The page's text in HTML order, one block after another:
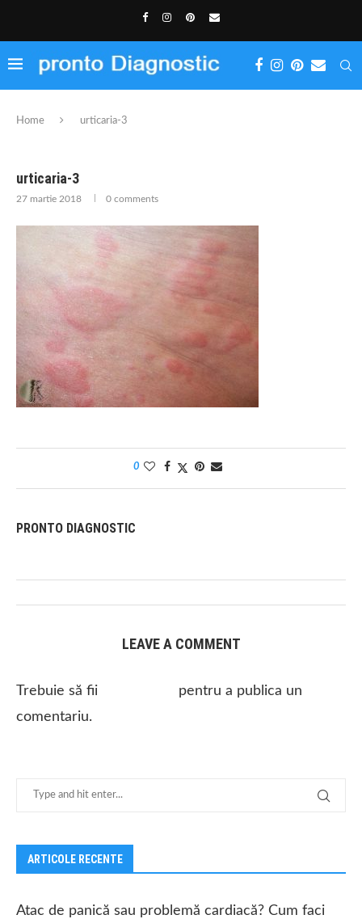
Home urticaria-3
urticaria-3
27 martie 2018 0 comments
0
PRONTO DIAGNOSTIC
LEAVE A COMMENT
Trebuie să fii
pentru a publica un
comentariu.
ARTICOLE RECENTE
Atac de panică sau problemă cardiacă? Cum faci